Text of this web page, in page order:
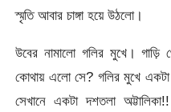
স্মৃতি আবার চাঙ্গা হয়ে উঠলো।
উবের নামালো গলির মুখে। গাড়ি
কোথায় এলো সে? গলির মুখে একটা
সেখানে একটা দশতলা